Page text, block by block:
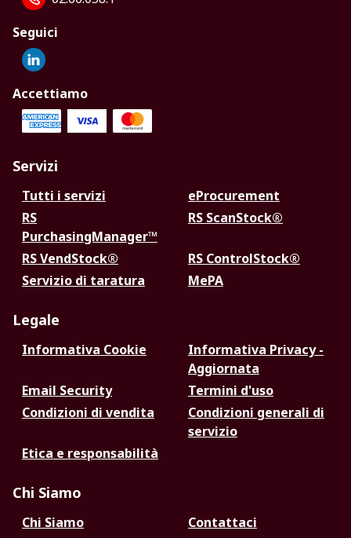
Seguici
Accettiamo
Servizi
Tutti i servizi
eProcurement
RS
PurchasingManager™
RS ScanStock®
RS VendStock®
RS ControlStock®
Servizio di taratura
MePA
Legale
Informativa Cookie
Informativa Privacy -
Aggiornata
Email Security
Termini d'uso
Condizioni di vendita
Condizioni generali di
servizio
Etica e responsabilità
Chi Siamo
Chi Siamo
Contattaci